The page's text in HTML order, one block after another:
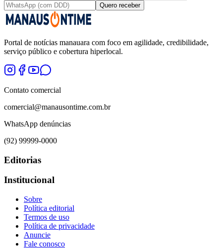
Quero receber
Portal de notícias manauara com foco em agilidade, credibilidade,
serviço público e cobertura hiperlocal.
Contato comercial
comercial@manausontime.com.br
WhatsApp denúncias
(92) 99999-0000
Editorias
Institucional
Sobre
Política editorial
Termos de uso
Política de privacidade
Anuncie
Fale conosco